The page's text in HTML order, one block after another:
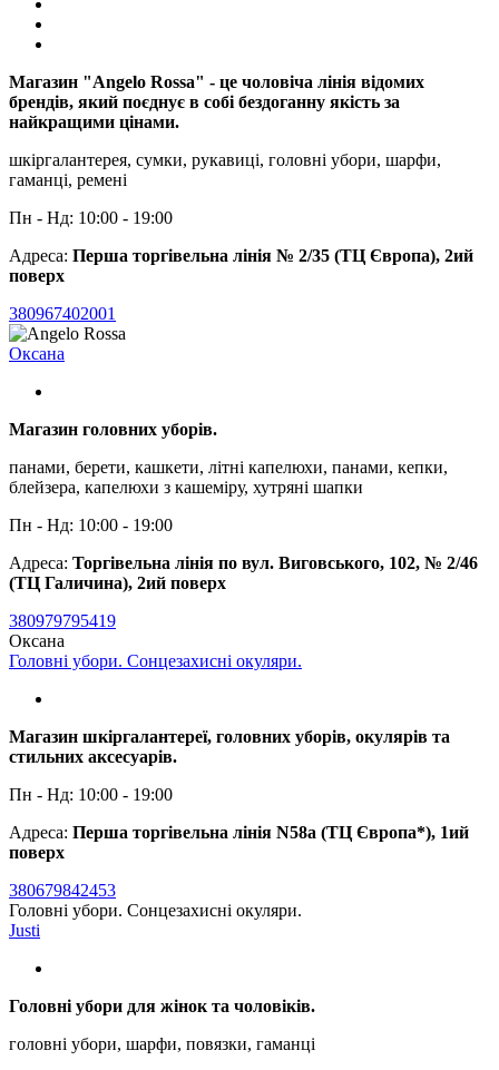
Магазин "Angelo Rossa" - це чоловіча лінія відомих
брендів, який поєднує в собі бездоганну якість за
найкращими цінами.
шкіргалантерея, сумки, рукавиці, головні убори, шарфи,
гаманці, ремені
Пн - Нд: 10:00 - 19:00
Адреса: Перша торгівельна лінія № 2/35 (ТЦ Європа), 2ий
поверх
380967402001
Оксана
Магазин головних уборів.
панами, берети, кашкети, літні капелюхи, панами, кепки,
блейзера, капелюхи з кашеміру, хутряні шапки
Пн - Нд: 10:00 - 19:00
Адреса: Торгівельна лінія по вул. Виговського, 102, № 2/46
(ТЦ Галичина), 2ий поверх
380979795419
Оксана
Головні убори. Сонцезахисні окуляри.
Магазин шкіргалантереї, головних уборів, окулярів та
стильних аксесуарів.
Пн - Нд: 10:00 - 19:00
Адреса: Перша торгівельна лінія N58a (ТЦ Європа*), 1ий
поверх
380679842453
Головні убори. Сонцезахисні окуляри.
Justi
Головні убори для жінок та чоловіків.
головні убори, шарфи, повязки, гаманці